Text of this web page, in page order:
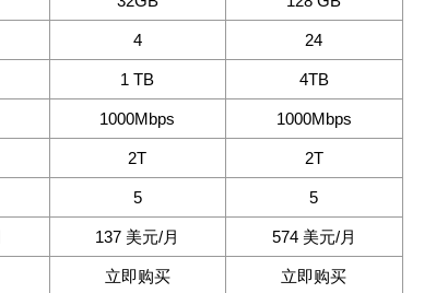
4 24
1 TB 4TB
1000Mbps 1000Mbps
2T 2T
5 5
137 美元/月 574 美元/月
立即购买
立即购买